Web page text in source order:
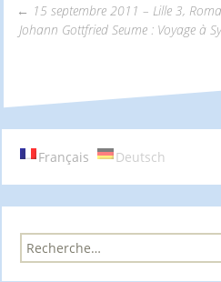
des
articles
← 15 septembre 2011 – Lille 3,
Johann Gottfried Seume : Voyage à
Français Deutsch
R
e